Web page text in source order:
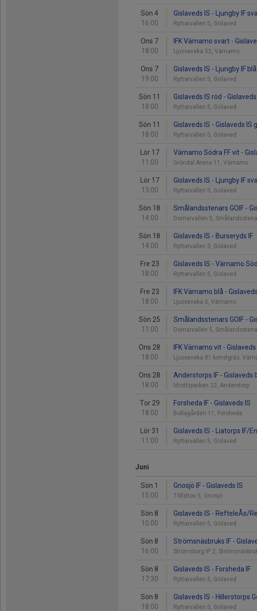
Sön 4
16:00
Gislaveds IS - Ljungby IF
Ryttarvallen 5, Gislaved
Ons 7
18:00
IFK Värnamo svart -
Ljusseveka 52, Värnamo
Ons 7
19:00
Gislaveds IS - Ljungby IF blå
Ryttarvallen 5, Gislaved
Sön 11
18:00
Gislaveds IS röd - Gislaveds
Ryttarvallen 5, Gislaved
Sön 11
18:00
Gislaveds IS - Gislaveds IS
Ryttarvallen 5, Gislaved
Lör 17
11:00
Värnamo Södra FF vit -
Gröndal Arena 11, Värnamo
Lör 17
13:00
Gislaveds IS - Ljungby IF
Ryttarvallen 5, Gislaved
Sön 18
14:00
Smålandsstenars GOIF -
Domarvallen 5,
Sön 18
14:00
Gislaveds IS - Burseryds IF
Ryttarvallen 5, Gislaved
Fre 23
18:00
Gislaveds IS - Värnamo
Ryttarvallen 5, Gislaved
Fre 23
18:00
IFK Värnamo blå -
Ljusseveka 5, Värnamo
Sön 25
11:00
Smålandsstenars GOIF -
Domarvallen 5,
Ons 28
18:00
IFK Värnamo vit - Gislaveds
Ljusseveka 81 konstgräs,
Ons 28
18:00
Anderstorps IF - Gislaveds
Idrottsparken 22, Anderstorp
Tor 29
18:00
Forsheda IF - Gislaveds IS
Bollagården 11, Forsheda
Lör 31
11:00
Gislaveds IS - Liatorps IF/
Ryttarvallen 5, Gislaved
Juni
Sön 1
15:00
Gnosjö IF - Gislaveds IS
Töllshov 5, Gnosjö
Sön 8
10:00
Gislaveds IS - RefteleÅs/
Ryttarvallen 5, Gislaved
Sön 8
16:00
Strömsnäsbruks IF -
Strömsborg IP 2,
Sön 8
17:30
Gislaveds IS - Forsheda IF
Ryttarvallen 5, Gislaved
Sön 8
18:00
Gislaveds IS - Hillerstorps
Ryttarvallen 5, Gislaved